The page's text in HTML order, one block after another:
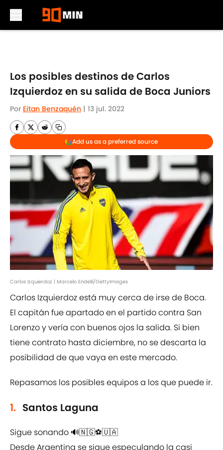
Los posibles destinos de Carlos
Izquierdoz en su salida de Boca Juniors
Por Eitan Benzaquén | 13 jul. 2022
Add us as a preferred source
Carlos Izquierdoz | Marcelo Endelli/GettyImages
Carlos Izquierdoz está muy cerca de irse de Boca.
El capitán fue apartado en el partido contra San
Lorenzo y vería con buenos ojos la salida. Si bien
tiene contrato hasta diciembre, no se descarta la
posibilidad de que vaya en este mercado.
Repasamos los posibles equipos a los que puede ir.
1. Santos Laguna
Sigue sonando 🔊🇳🇬⚽🇺🇦
Desde Argentina se sigue especulando la casi